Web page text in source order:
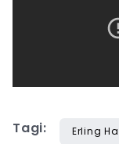
Tagi: Erling